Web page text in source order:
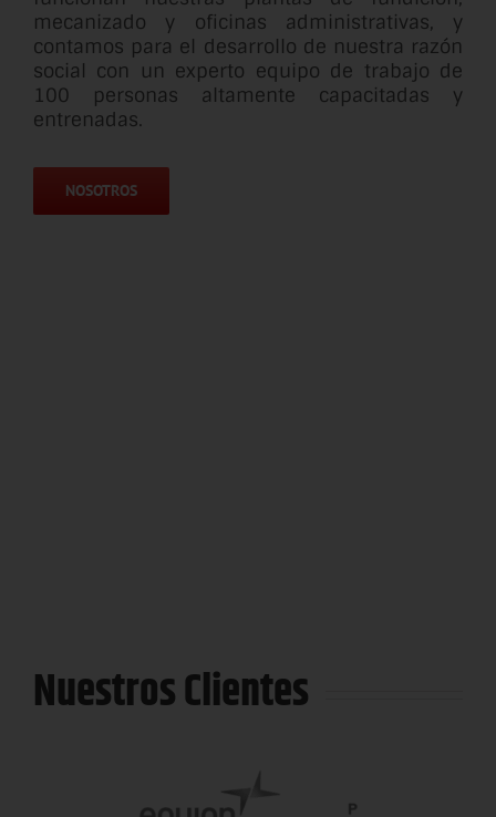
mecanizado y oficinas administrativas, y
contamos para el desarrollo de nuestra razón
social con un experto equipo de trabajo de
100 personas altamente capacitadas y
entrenadas.
NOSOTROS
Nuestros Clientes